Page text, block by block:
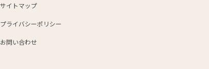
サイトマップ
プライバシーポリシー
お問い合わせ